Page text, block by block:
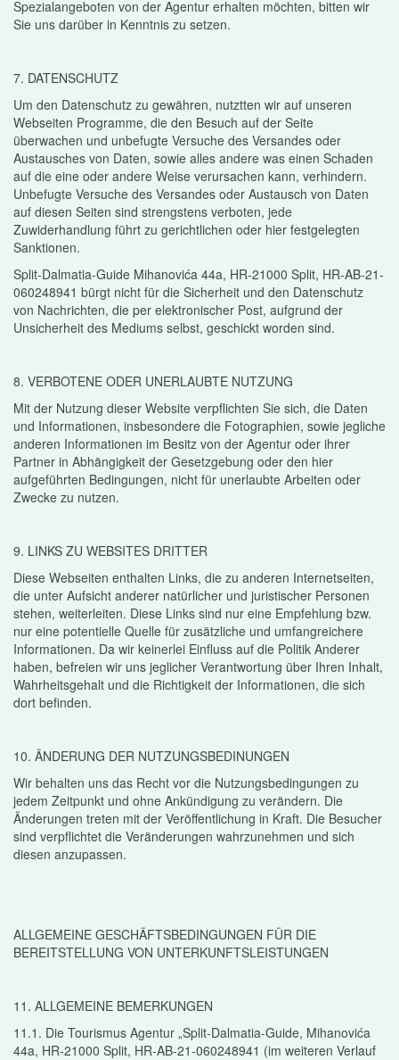
Spezialangeboten von der Agentur erhalten möchten, bitten wir
Sie uns darüber in Kenntnis zu setzen.
7. DATENSCHUTZ
Um den Datenschutz zu gewähren, nutztten wir auf unseren
Webseiten Programme, die den Besuch auf der Seite
überwachen und unbefugte Versuche des Versandes oder
Austausches von Daten, sowie alles andere was einen Schaden
auf die eine oder andere Weise verursachen kann, verhindern.
Unbefugte Versuche des Versandes oder Austausch von Daten
auf diesen Seiten sind strengstens verboten, jede
Zuwiderhandlung führt zu gerichtlichen oder hier festgelegten
Sanktionen.
Split-Dalmatia-Guide Mihanovića 44a, HR-21000 Split, HR-AB-21-
060248941 bürgt nicht für die Sicherheit und den Datenschutz
von Nachrichten, die per elektronischer Post, aufgrund der
Unsicherheit des Mediums selbst, geschickt worden sind.
8. VERBOTENE ODER UNERLAUBTE NUTZUNG
Mit der Nutzung dieser Website verpflichten Sie sich, die Daten
und Informationen, insbesondere die Fotographien, sowie jegliche
anderen Informationen im Besitz von der Agentur oder ihrer
Partner in Abhängigkeit der Gesetzgebung oder den hier
aufgeführten Bedingungen, nicht für unerlaubte Arbeiten oder
Zwecke zu nutzen.
9. LINKS ZU WEBSITES DRITTER
Diese Webseiten enthalten Links, die zu anderen Internetseiten,
die unter Aufsicht anderer natürlicher und juristischer Personen
stehen, weiterleiten. Diese Links sind nur eine Empfehlung bzw.
nur eine potentielle Quelle für zusätzliche und umfangreichere
Informationen. Da wir keinerlei Einfluss auf die Politik Anderer
haben, befreien wir uns jeglicher Verantwortung über Ihren Inhalt,
Wahrheitsgehalt und die Richtigkeit der Informationen, die sich
dort befinden.
10. ÄNDERUNG DER NUTZUNGSBEDINUNGEN
Wir behalten uns das Recht vor die Nutzungsbedingungen zu
jedem Zeitpunkt und ohne Ankündigung zu verändern. Die
Änderungen treten mit der Veröffentlichung in Kraft. Die Besucher
sind verpflichtet die Veränderungen wahrzunehmen und sich
diesen anzupassen.
ALLGEMEINE GESCHÄFTSBEDINGUNGEN FÜR DIE
BEREITSTELLUNG VON UNTERKUNFTSLEISTUNGEN
11. ALLGEMEINE BEMERKUNGEN
11.1. Die Tourismus Agentur „Split-Dalmatia-Guide, Mihanovića
44a, HR-21000 Split, HR-AB-21-060248941 (im weiteren Verlauf